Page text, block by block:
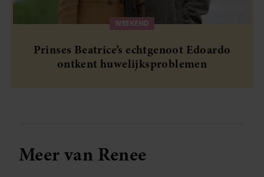
WEEKEND
Prinses Beatrice’s echtgenoot Edoardo
ontkent huwelijksproblemen
Meer van Renee